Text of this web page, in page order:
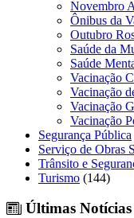
Novembro
Ônibus da
Outubro
Saúde da
Saúde
Vacinação
Vacinação
Vacinação
Vacinação
Segurança Pública
Serviço de Obras
Trânsito e
Turismo (144)
Últimas Notícias